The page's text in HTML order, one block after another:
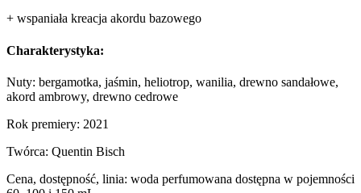
+ wspaniała kreacja akordu bazowego
Charakterystyka:
Nuty: bergamotka, jaśmin, heliotrop, wanilia, drewno sandałowe,
akord ambrowy, drewno cedrowe
Rok premiery: 2021
Twórca: Quentin Bisch
Cena, dostępność, linia: woda perfumowana dostępna w pojemności